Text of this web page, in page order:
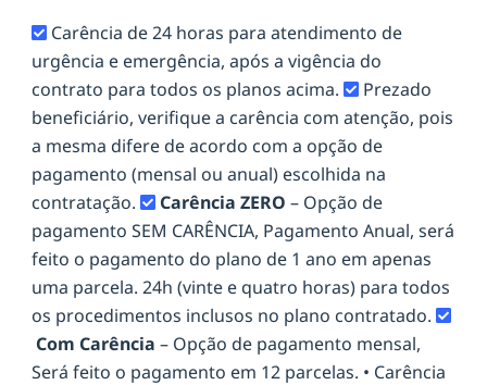
Carência de 24 horas para atendimento de
urgência e emergência, após a vigência do
contrato para todos os planos acima.
Prezado
beneficiário, verifique a carência com atenção, pois
a mesma difere de acordo com a opção de
pagamento (mensal ou anual) escolhida na
contratação.
Carência ZERO – Opção de
pagamento SEM CARÊNCIA, Pagamento Anual, será
feito o pagamento do plano de 1 ano em apenas
uma parcela. 24h (vinte e quatro horas) para todos
os procedimentos inclusos no plano contratado.
Com Carência – Opção de pagamento mensal,
Será feito o pagamento em 12 parcelas. • Carência